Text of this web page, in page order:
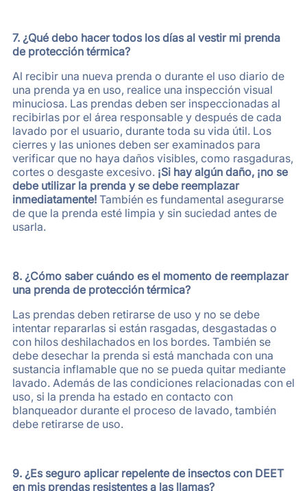
7. ¿Qué debo hacer todos los días al vestir mi prenda
de protección térmica?
Al recibir una nueva prenda o durante el uso diario de
una prenda ya en uso, realice una inspección visual
minuciosa. Las prendas deben ser inspeccionadas al
recibirlas por el área responsable y después de cada
lavado por el usuario, durante toda su vida útil. Los
cierres y las uniones deben ser examinados para
verificar que no haya daños visibles, como rasgaduras,
cortes o desgaste excesivo. ¡Si hay algún daño, ¡no se
debe utilizar la prenda y se debe reemplazar
inmediatamente! También es fundamental asegurarse
de que la prenda esté limpia y sin suciedad antes de
usarla.
8. ¿Cómo saber cuándo es el momento de reemplazar
una prenda de protección térmica?
Las prendas deben retirarse de uso y no se debe
intentar repararlas si están rasgadas, desgastadas o
con hilos deshilachados en los bordes. También se
debe desechar la prenda si está manchada con una
sustancia inflamable que no se pueda quitar mediante
lavado. Además de las condiciones relacionadas con el
uso, si la prenda ha estado en contacto con
blanqueador durante el proceso de lavado, también
debe retirarse de uso.
9. ¿Es seguro aplicar repelente de insectos con DEET
en mis prendas resistentes a las llamas?